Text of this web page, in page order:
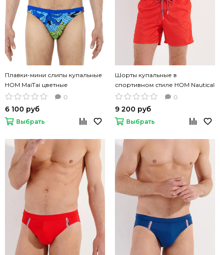
Плавки-мини слипы купальные
HOM MaiTai цветные
0
6 100 руб
Выбрать
Шорты купальные в
спортивном стиле HOM Nautical
Cup красные
0
9 200 руб
Выбрать